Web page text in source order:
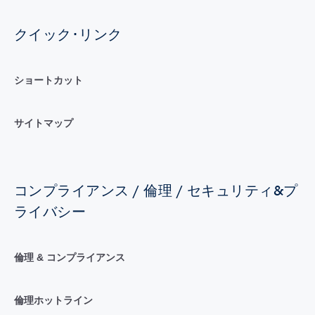
クイック･リンク
ショートカット
サイトマップ
コンプライアンス / 倫理 / セキュリティ&プ
ライバシー
倫理 & コンプライアンス
倫理ホットライン